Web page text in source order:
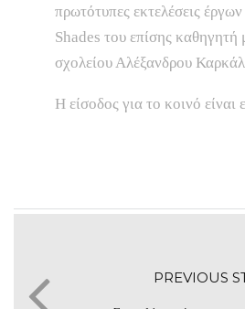
πρωτότυπες εκτελέσεις
Shades του επίσης καθηγητή
σχολείου Αλέξανδρου
Η είσοδος για το κοινό είναι
PREVIOUS